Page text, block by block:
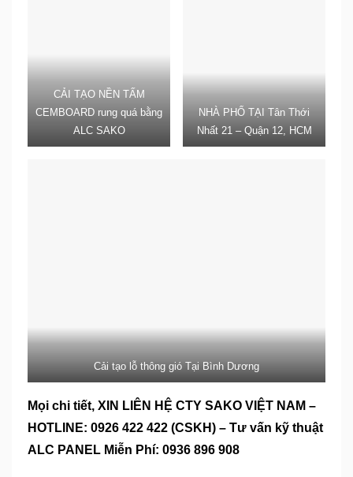
CẢI TẠO NỀN TẤM
CEMBOARD rung quá bằng
ALC SAKO
NHÀ PHỐ TẠI Tân Thới
Nhất 21 – Quận 12, HCM
Cải tạo lỗ thông gió Tại Bình Dương
Mọi chi tiết, XIN LIÊN HỆ CTY SAKO VIỆT NAM –
HOTLINE: 0926 422 422 (CSKH) – Tư vấn kỹ thuật
ALC PANEL Miễn Phí: 0936 896 908